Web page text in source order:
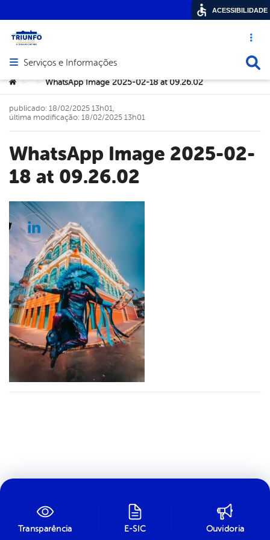
Acesso
Abrir menu principal de navegação
Serviços e Informações
Você está aqui:
> > WhatsApp Image 2025-02-18 at 09.26.02
WhatsApp Image 2025-02-
18 at 09.26.02
publicado: 18/02/2025 13h01,
última modificação: 18/02/2025 13h01
Twitter
Linkedin
Transparência E-SIC Ouvidoria
ACESSIBILIDADE